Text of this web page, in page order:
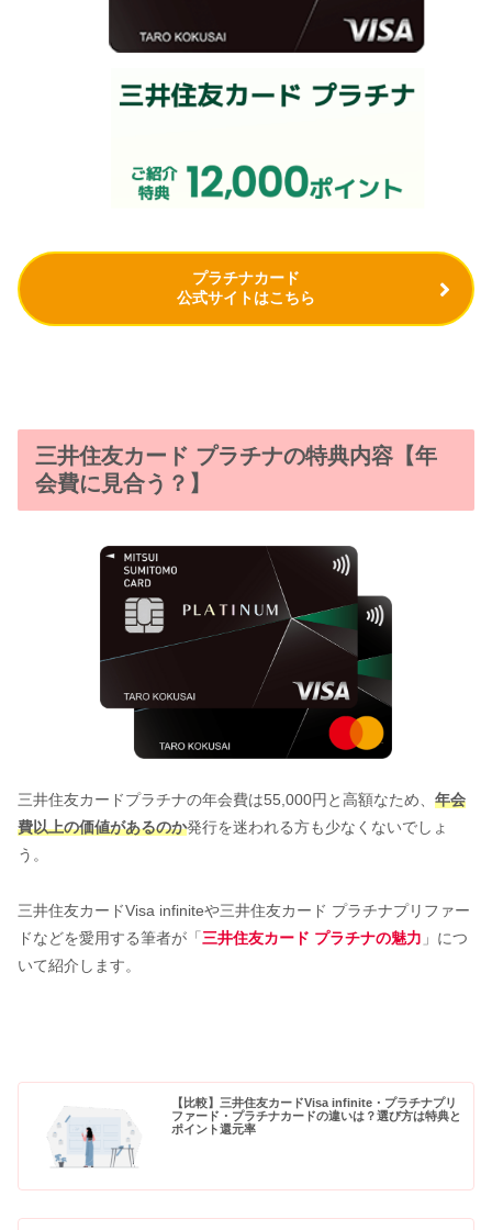
プラチナカード
公式サイトはこちら
三井住友カード プラチナの特典内容【年
会費に見合う？】
三井住友カードプラチナの年会費は55,000円と高額なため、 年会
費以上の価値があるのか発行を迷われる方も少なくないでしょ
う。
三井住友カードVisa infiniteや三井住友カード プラチナプリファー
ドなどを愛用する筆者が「三井住友カード プラチナの魅力 」につ
いて紹介します。
【比較】三井住友カードVisa infinite・プラチナプリ
ファード・プラチナカードの違いは？選び方は特典と
ポイント還元率